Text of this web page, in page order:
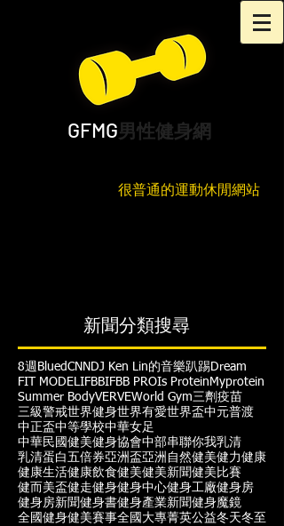
GFMG男性健身網
很普通的運動休閒網站
新聞分類搜尋
8週 BluedCNN DJ Ken Lin的音樂趴踢 Dream
FIT MODELIFBBIFBB PROIs Protein Myprotein
Summer BodyVERVEWorld Gym三劑疫苗
三級警戒世界健身世界有愛世界盃中元普渡
中正盃中等學校中華女足
中華民國健美健身協會中部串聯你我乳清
乳清蛋白五倍券亞洲盃亞洲自然健美健力健康
健康生活健康飲食健美健美新聞健美比賽
健而美盃健走健身健身中心健身工廠健身房
健身房新聞健身書健身產業新聞健身魔鏡
全國健身健美賽事全國大專菁英公益冬天冬至